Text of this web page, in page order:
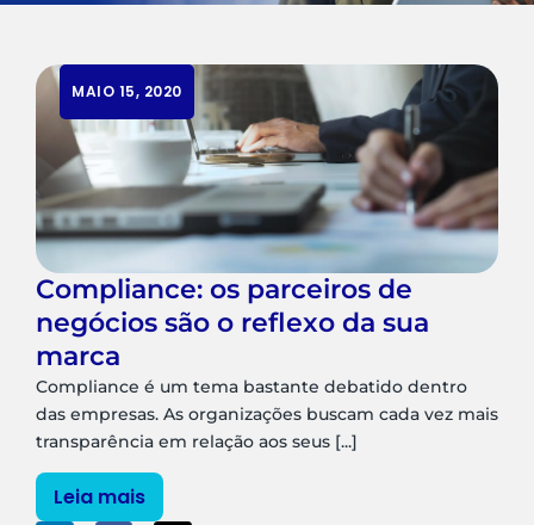
MAIO 15, 2020
Compliance: os parceiros de
negócios são o reflexo da sua
marca
Compliance é um tema bastante debatido dentro
das empresas. As organizações buscam cada vez mais
transparência em relação aos seus [...]
Leia mais